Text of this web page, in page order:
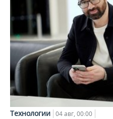
Технологии 04 авг, 00:00